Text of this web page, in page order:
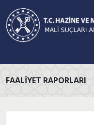
FAALIYET RAPORLARI